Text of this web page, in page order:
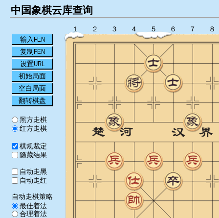
中国象棋云库查询
输入FEN
复制FEN
设置URL
初始局面
空白局面
翻转棋盘
黑方走棋
红方走棋
棋规裁定
隐藏结果
自动走黑
自动走红
自动走棋策略
最佳着法
合理着法
１ ２ ３ ４ ５ ６ ７ ８